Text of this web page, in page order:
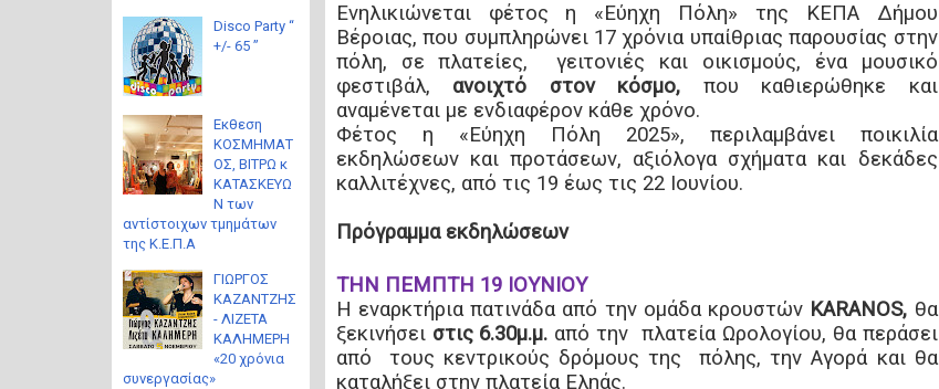
Ενηλικιώνεται φέτος η «Εύηχη Πόλη» της ΚΕΠΑ Δήμου
Βέροιας, που συμπληρώνει 17 χρόνια υπαίθριας παρουσίας στην
πόλη, σε πλατείες, γειτονιές και οικισμούς, ένα μουσικό
φεστιβάλ, ανοιχτό στον κόσμο, που καθιερώθηκε και
αναμένεται με ενδιαφέρον κάθε χρόνο.
Φέτος η «Εύηχη Πόλη 2025», περιλαμβάνει ποικιλία
εκδηλώσεων και προτάσεων, αξιόλογα σχήματα και δεκάδες
καλλιτέχνες, από τις 19 έως τις 22 Ιουνίου.
Πρόγραμμα εκδηλώσεων
ΤΗΝ ΠΕΜΠΤΗ 19 ΙΟΥΝΙΟΥ
Η εναρκτήρια πατινάδα από την ομάδα κρουστών KΑRANOS, θα
ξεκινήσει στις 6.30μ.μ. από την πλατεία Ωρολογίου, θα περάσει
από τους κεντρικούς δρόμους της πόλης, την Αγορά και θα
καταλήξει στην πλατεία Εληάς.
Disco Party “
+/- 65 ”
Eκθεση
ΚΟΣΜΗΜΑΤ
ΟΣ, ΒΙΤΡΩ κ
ΚΑΤΑΣΚΕΥΩ
Ν των
αντίστοιχων τμημάτων
της Κ.Ε.Π.Α
ΓΙΩΡΓΟΣ
ΚΑΖΑΝΤΖΗΣ
- ΛΙΖΕΤΑ
ΚΑΛΗΜΕΡΗ
«20 χρόνια
συνεργασίας»